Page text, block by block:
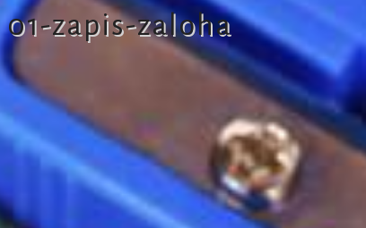
01-zapis-zaloha